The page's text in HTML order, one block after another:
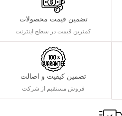
تضمین قیمت محصولات
کمترین قیمت در سطح اینترنت
تضمین کیفیت و اصالت
فروش مستقیم از شرکت